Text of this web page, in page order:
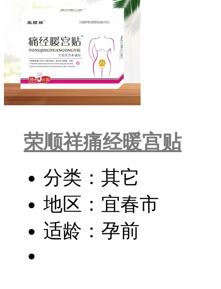
荣顺祥痛经暖宫贴
分类：其它
地区：宜春市
适龄：孕前